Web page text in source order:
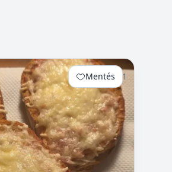
Mentés 1